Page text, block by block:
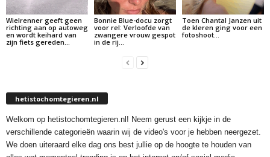
Wielrenner geeft geen
richting aan op autoweg
en wordt keihard van
zijn fiets gereden…
Bonnie Blue-docu zorgt
voor rel: Verloofde van
zwangere vrouw gespot
in de rij…
Toen Chantal Janzen uit
de kleren ging voor een
fotoshoot…
hetistochomtegieren.nl
Welkom op hetistochomtegieren.nl! Neem gerust een kijkje in de
verschillende categorieën waarin wij de video's voor je hebben neergezet.
We doen uiteraard elke dag ons best jullie op de hoogte te houden van